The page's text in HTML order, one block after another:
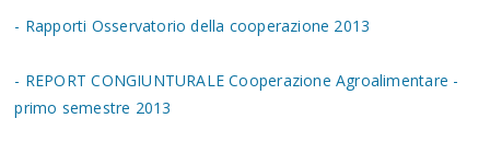
- Rapporti Osservatorio della cooperazione 2013
- REPORT CONGIUNTURALE Cooperazione Agroalimentare -
primo semestre 2013